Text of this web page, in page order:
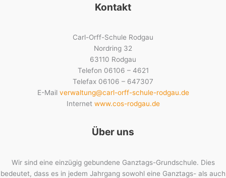
Kontakt
Carl-Orff-Schule Rodgau
Nordring 32
63110 Rodgau
Telefon 06106 – 4621
Telefax 06106 – 647307
E-Mail verwaltung@carl-orff-schule-rodgau.de
Internet www.cos-rodgau.de
Über uns
Wir sind eine einzügig gebundene Ganztags-Grundschule. Dies
bedeutet, dass es in jedem Jahrgang sowohl eine Ganztags- als auch